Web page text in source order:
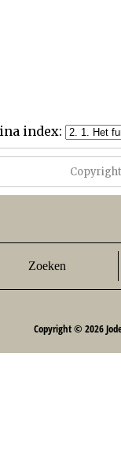
index:
Zoeken
Copyright © 2026